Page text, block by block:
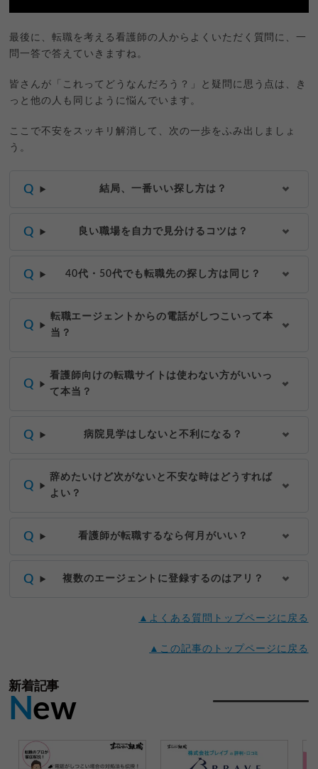
最後に、転職を考える看護師の人からよくいただく質問に、一
問一答で答えていきますね。
皆さんが「これってどうなんだろう？」と疑問に思う点は、き
っと他の人も同じように悩んでいます。
ここで不安をスッキリ解消して、次の一歩をふみ出しましょ
う。
結局、一番いい探し方は？
良い職場を自力で見分けるコツは？
40代・50代でも転職先の探し方は同じ？
転職エージェントからの電話がしつこいって本
当？
看護師向けの転職サイトは使わない方がいいっ
て本当？
病院見学はしないと不利になる？
辞めたいけど次がないと不安な時はどうすれば
よい？
看護師が転職するなら何月がいい？
複数のエージェントに登録するのはアリ？
▲よくある質問トップページに戻る
▲この記事のトップページに戻る
新着記事
New